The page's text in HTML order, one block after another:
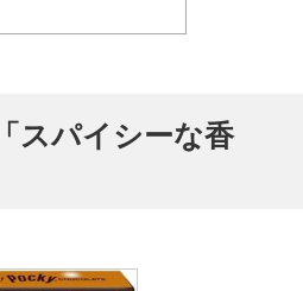
スパイシーな香